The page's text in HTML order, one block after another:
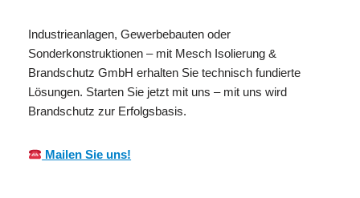
Industrieanlagen, Gewerbebauten oder
Sonderkonstruktionen – mit Mesch Isolierung &
Brandschutz GmbH erhalten Sie technisch fundierte
Lösungen. Starten Sie jetzt mit uns – mit uns wird
Brandschutz zur Erfolgsbasis.
Mailen Sie uns!